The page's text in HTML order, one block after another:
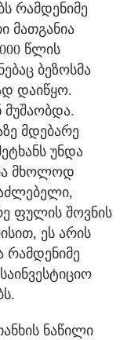
რამდენიმე
მათგანია
წლის
ბეზოსმა
დაიწყო.
მუშაობდა.
მდებარე
უნდა
მხოლოდ
ფულის შოვნის
ეს არის
ნაწილი